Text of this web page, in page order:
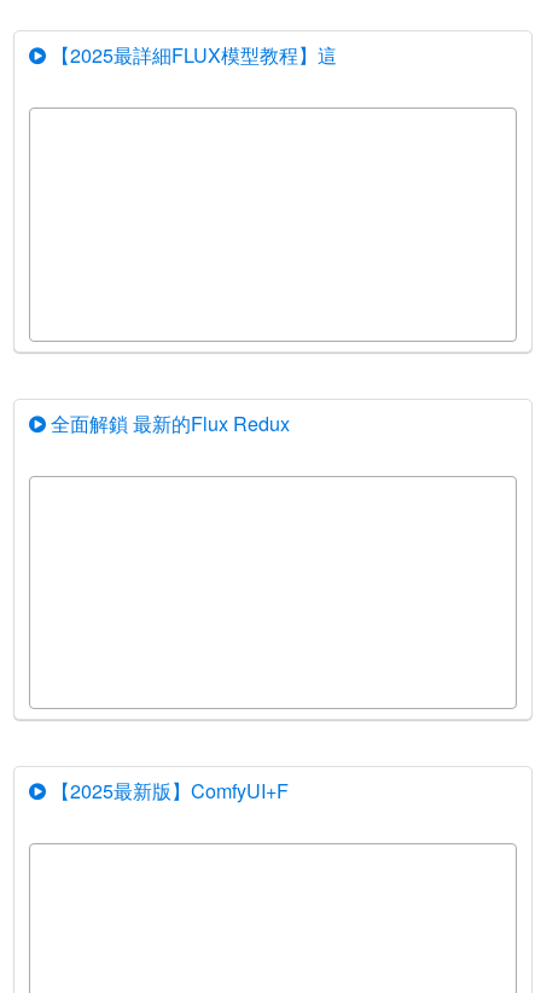
【2025最詳細FLUX模型教程】這
全面解鎖 最新的Flux Redux
【2025最新版】ComfyUI+F